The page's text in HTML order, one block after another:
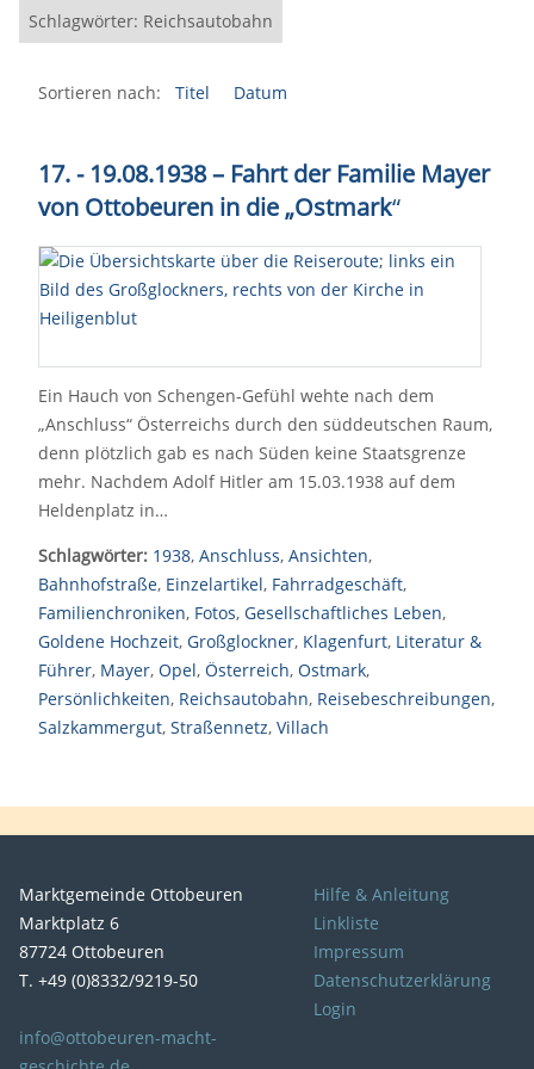
Schlagwörter: Reichsautobahn
Sortieren nach: Titel Datum
17. - 19.08.1938 – Fahrt der Familie Mayer
von Ottobeuren in die „Ostmark“
Ein Hauch von Schengen-Gefühl wehte nach dem
„Anschluss“ Österreichs durch den süddeutschen Raum,
denn plötzlich gab es nach Süden keine Staatsgrenze
mehr. Nachdem Adolf Hitler am 15.03.1938 auf dem
Heldenplatz in…
Schlagwörter: 1938, Anschluss, Ansichten,
Bahnhofstraße, Einzelartikel, Fahrradgeschäft,
Familienchroniken, Fotos, Gesellschaftliches Leben,
Goldene Hochzeit, Großglockner, Klagenfurt, Literatur &
Führer, Mayer, Opel, Österreich, Ostmark,
Persönlichkeiten, Reichsautobahn, Reisebeschreibungen,
Salzkammergut, Straßennetz, Villach
Marktgemeinde Ottobeuren
Marktplatz 6
87724 Ottobeuren
T. +49 (0)8332/9219-50
info@ottobeuren-macht-
Hilfe & Anleitung
Linkliste
Impressum
Datenschutzerklärung
Login